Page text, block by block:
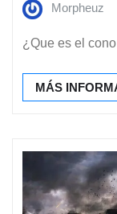
Morpheuz
¿Que es el
MÁS